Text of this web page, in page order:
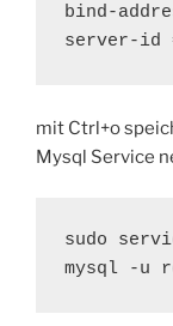
bind-
server-id
mit Ctrl+o
Mysql Service
sudo
mysql -u